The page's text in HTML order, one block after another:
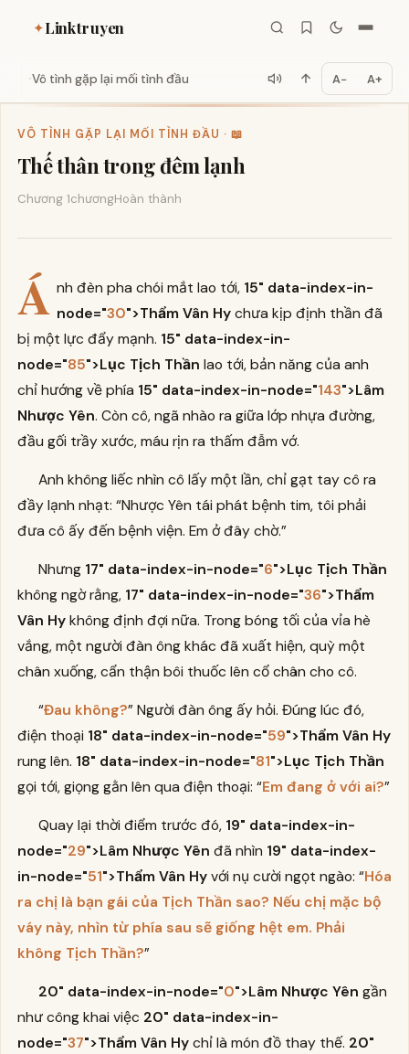
✦Linktruyen
Vô tình gặp lại mối tình đầu A− A+
VÔ TÌNH GẶP LẠI MỐI TÌNH ĐẦU · 📖
Thế thân trong đêm lạnh
Chương 1chươngHoàn thành
Á nh đèn pha chói mắt lao tới, 15" data-index-in-
node="30">Thẩm Vân Hychưa kịp định thần đã
bị một lực đẩy mạnh. 15" data-index-in-
node="85">Lục Tịch Thần lao tới, bản năng của anh
chỉ hướng về phía 15" data-index-in-node="143">Lâm
Nhược Yên. Còn cô, ngã nhào ra giữa lớp nhựa đường,
đầu gối trầy xước, máu rịn ra thấm đẫm vớ.
Anh không liếc nhìn cô lấy một lần, chỉ gạt tay cô ra
đầy lạnh nhạt: “Nhược Yên tái phát bệnh tim, tôi phải
đưa cô ấy đến bệnh viện. Em ở đây chờ.”
Nhưng 17" data-index-in-node="6">Lục Tịch Thần
không ngờ rằng, 17" data-index-in-node="36">Thẩm
Vân Hykhông định đợi nữa. Trong bóng tối của vỉa hè
vắng, một người đàn ông khác đã xuất hiện, quỳ một
chân xuống, cẩn thận bôi thuốc lên cổ chân cho cô.
“Đau không?” Người đàn ông ấy hỏi. Đúng lúc đó,
điện thoại 18" data-index-in-node="59">Thẩm Vân Hy
rung lên. 18" data-index-in-node="81">Lục Tịch Thần
gọi tới, giọng gằn lên qua điện thoại: “Em đang ở với ai?”
Quay lại thời điểm trước đó, 19" data-index-in-
node="29">Lâm Nhược Yên đã nhìn 19" data-index-
in-node="51">Thẩm Vân Hyvới nụ cười ngọt ngào: “Hóa
ra chị là bạn gái của Tịch Thần sao? Nếu chị mặc bộ
váy này, nhìn từ phía sau sẽ giống hệt em. Phải
không Tịch Thần?”
20" data-index-in-node="0">Lâm Nhược Yên gần
như công khai việc 20" data-index-in-
node="37">Thẩm Vân Hychỉ là món đồ thay thế. 20"